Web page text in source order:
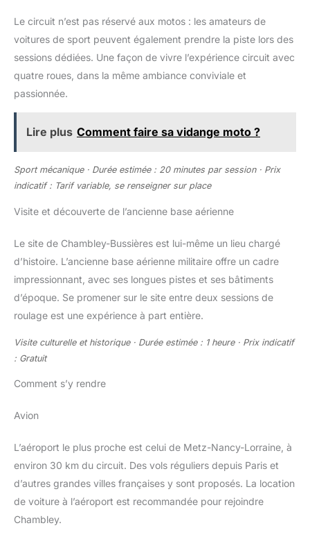
Le circuit n’est pas réservé aux motos : les amateurs de
voitures de sport peuvent également prendre la piste lors des
sessions dédiées. Une façon de vivre l’expérience circuit avec
quatre roues, dans la même ambiance conviviale et
passionnée.
Lire plus Comment faire sa vidange moto ?
Sport mécanique · Durée estimée : 20 minutes par session · Prix
indicatif : Tarif variable, se renseigner sur place
Visite et découverte de l’ancienne base aérienne
Le site de Chambley-Bussières est lui-même un lieu chargé
d’histoire. L’ancienne base aérienne militaire offre un cadre
impressionnant, avec ses longues pistes et ses bâtiments
d’époque. Se promener sur le site entre deux sessions de
roulage est une expérience à part entière.
Visite culturelle et historique · Durée estimée : 1 heure · Prix indicatif
: Gratuit
Comment s’y rendre
Avion
L’aéroport le plus proche est celui de Metz-Nancy-Lorraine, à
environ 30 km du circuit. Des vols réguliers depuis Paris et
d’autres grandes villes françaises y sont proposés. La location
de voiture à l’aéroport est recommandée pour rejoindre
Chambley.